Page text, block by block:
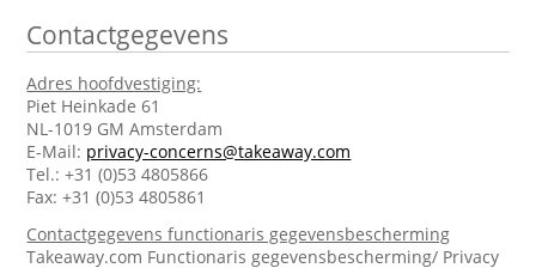
Contactgegevens
Adres hoofdvestiging:
Piet Heinkade 61
NL-1019 GM Amsterdam
E-Mail: privacy-concerns@takeaway.com
Tel.: +31 (0)53 4805866
Fax: +31 (0)53 4805861
Contactgegevens functionaris gegevensbescherming
Takeaway.com Functionaris gegevensbescherming/ Privacy